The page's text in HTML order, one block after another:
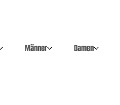
Männer Damen